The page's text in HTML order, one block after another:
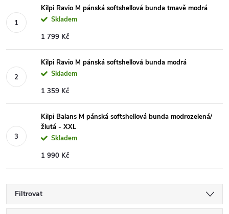
Kilpi Ravio M pánská softshellová bunda tmavě modrá
Skladem
1 799 Kč
Kilpi Ravio M pánská softshellová bunda modrá
Skladem
1 359 Kč
Kilpi Balans M pánská softshellová bunda modrozelená/
žlutá - XXL
Skladem
1 990 Kč
Filtrovat